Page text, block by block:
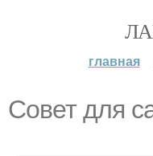
главная
Совет для